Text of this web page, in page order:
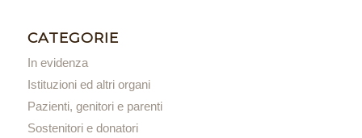
CATEGORIE
In evidenza
Istituzioni ed altri organi
Pazienti, genitori e parenti
Sostenitori e donatori